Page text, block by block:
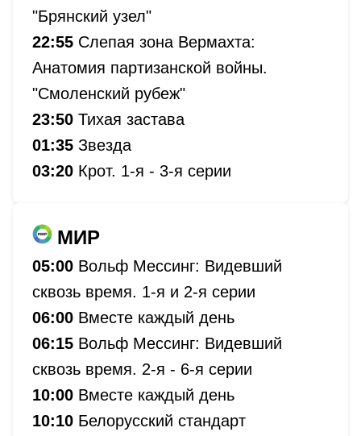
"Брянский узел"
22:55 Слепая зона Вермахта:
Анатомия партизанской войны.
"Смоленский рубеж"
23:50 Тихая застава
01:35 Звезда
03:20 Крот. 1-я - 3-я серии
МИР
05:00 Вольф Мессинг: Видевший
сквозь время. 1-я и 2-я серии
06:00 Вместе каждый день
06:15 Вольф Мессинг: Видевший
сквозь время. 2-я - 6-я серии
10:00 Вместе каждый день
10:10 Белорусский стандарт